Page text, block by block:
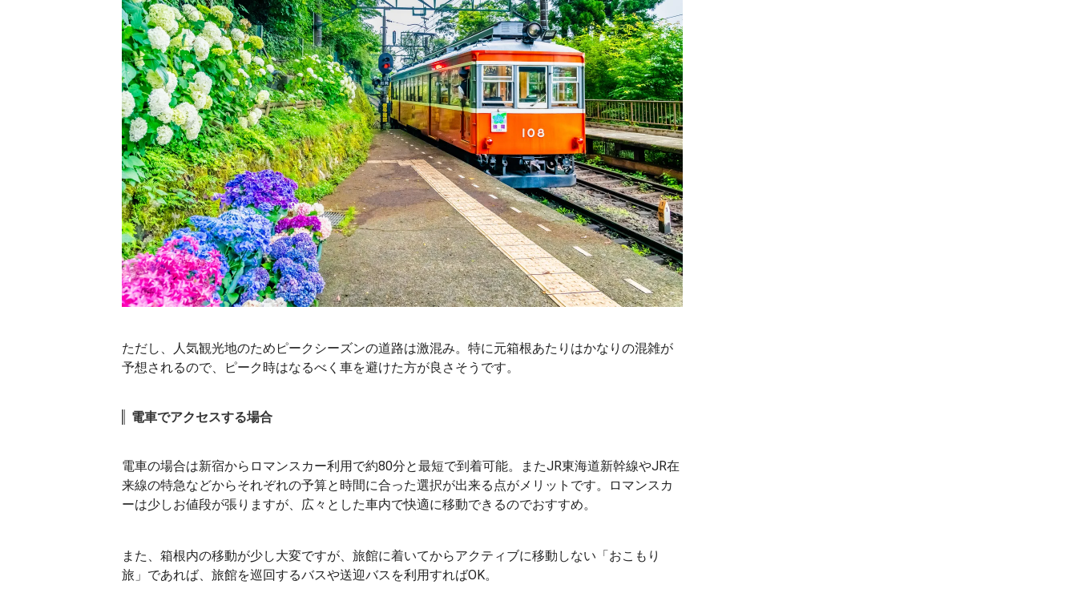
ただし、人気観光地のためピークシーズンの道路は激混み。特に元箱根あたりはかなりの混雑が
予想されるので、ピーク時はなるべく車を避けた方が良さそうです。
電車でアクセスする場合
電車の場合は新宿からロマンスカー利用で約80分と最短で到着可能。またJR東海道新幹線やJR在
来線の特急などからそれぞれの予算と時間に合った選択が出来る点がメリットです。ロマンスカ
ーは少しお値段が張りますが、広々とした車内で快適に移動できるのでおすすめ。
また、箱根内の移動が少し大変ですが、旅館に着いてからアクティブに移動しない「おこもり
旅」であれば、旅館を巡回するバスや送迎バスを利用すればOK。